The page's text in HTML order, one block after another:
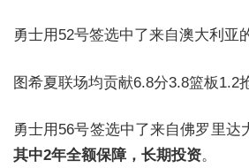
勇士用52号签选中了来自澳大利亚
图希夏联场均贡献6.8分3.8篮板1.2
勇士用56号签选中了来自佛罗里达
其中2年全额保障，长期投资。